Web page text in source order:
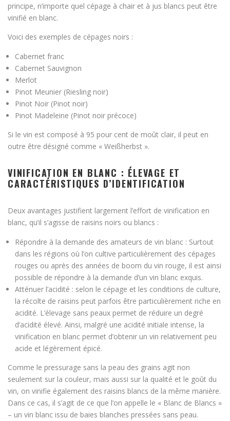
principe, n’importe quel cépage à chair et à jus blancs peut être
vinifié en blanc.
Voici des exemples de cépages noirs :
Cabernet franc
Cabernet Sauvignon
Merlot
Pinot Meunier (Riesling noir)
Pinot Noir (Pinot noir)
Pinot Madeleine (Pinot noir précoce)
Si le vin est composé à 95 pour cent de moût clair, il peut en
outre être désigné comme « Weißherbst ».
VINIFICATION EN BLANC : ÉLEVAGE ET
CARACTÉRISTIQUES D’IDENTIFICATION
Deux avantages justifient largement l’effort de vinification en
blanc, qu’il s’agisse de raisins noirs ou blancs :
Répondre à la demande des amateurs de vin blanc : Surtout
dans les régions où l’on cultive particulièrement des cépages
rouges ou après des années de boom du vin rouge, il est ainsi
possible de répondre à la demande d’un vin blanc exquis.
Atténuer l’acidité : selon le cépage et les conditions de culture,
la récolte de raisins peut parfois être particulièrement riche en
acidité. L’élevage sans peaux permet de réduire un degré
d’acidité élevé. Ainsi, malgré une acidité initiale intense, la
vinification en blanc permet d’obtenir un vin relativement peu
acide et légèrement épicé.
Comme le pressurage sans la peau des grains agit non
seulement sur la couleur, mais aussi sur la qualité et le goût du
vin, on vinifie également des raisins blancs de la même manière.
Dans ce cas, il s’agit de ce que l’on appelle le « Blanc de Blancs »
– un vin blanc issu de baies blanches pressées sans peau.